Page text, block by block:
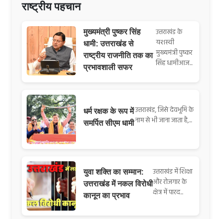
राष्ट्रीय पहचान
मुख्यमंत्री पुष्कर सिंह
धामी: उत्तराखंड से
राष्ट्रीय राजनीति तक का
प्रभावशाली सफर
उत्तराखंड के
यशस्वी
मुख्यमंत्री पुष्कर
सिंह धामीआज...
धर्म रक्षक के रूप में
समर्पित सीएम धामी
उत्तराखंड, जिसे देवभूमि के
नाम से भी जाना जाता है,...
युवा शक्ति का सम्मान:
उत्तराखंड में नकल विरोधी
कानून का प्रभाव
उत्तराखंड में शिक्षा
और रोजगार के
क्षेत्र में पारद...